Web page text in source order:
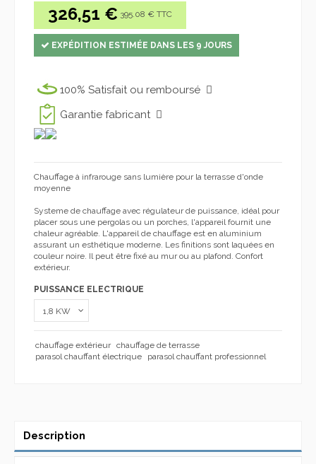
326,51 € 395.08 € TTC
EXPÉDITION ESTIMÉE DANS LES 9 JOURS
100% Satisfait ou remboursé
Garantie fabricant
Chauffage à infrarouge sans lumière pour la terrasse d'onde
moyenne
Systeme de chauffage avec régulateur de puissance , idéal pour
placer sous une pergolas ou un porches, l'appareil fournit une
chaleur agréable. L'appareil de chauffage est en aluminium
assurant un esthétique moderne. Les finitions sont laquées en
couleur noire. Il peut être fixé au mur ou au plafond. Confort
extérieur.
PUISSANCE ELECTRIQUE
chauffage extérieur chauffage de terrasse
parasol chauffant électrique
parasol chauffant professionnel
Description